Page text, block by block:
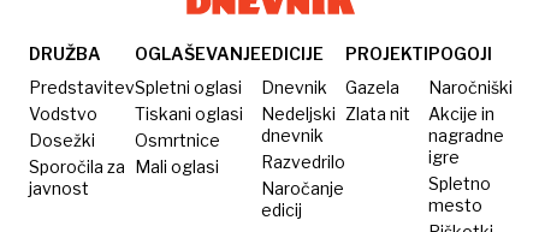
DRUŽBA
Predstavitev
Vodstvo
Dosežki
Sporočila za
javnost
OGLAŠEVANJE
Spletni oglasi
Tiskani oglasi
Osmrtnice
Mali oglasi
EDICIJE
Dnevnik
Nedeljski
dnevnik
Razvedrilo
Naročanje
edicij
PROJEKTI
Gazela
Zlata nit
POGOJI
Naročniški
Akcije in
nagradne
igre
Spletno
mesto